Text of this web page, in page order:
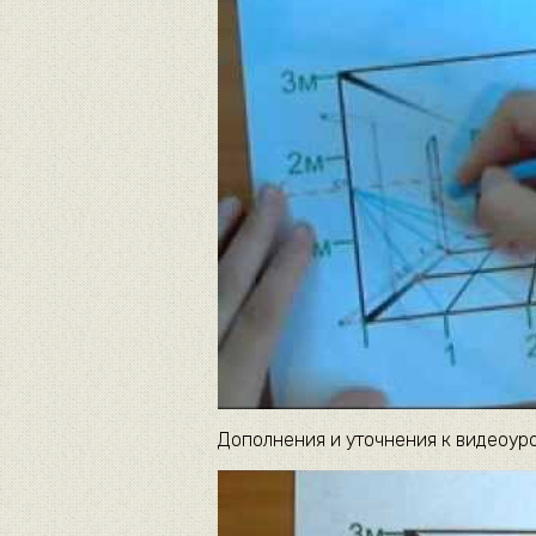
Дополнения и уточнения к